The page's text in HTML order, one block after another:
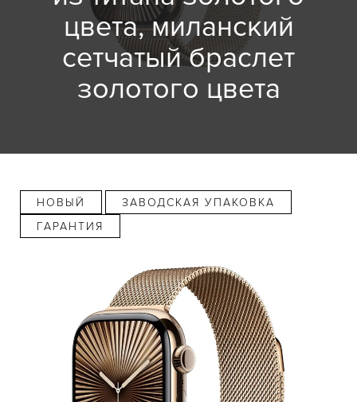
цвета, миланский
сетчатый браслет
золотого цвета
НОВЫЙ
ЗАВОДСКАЯ УПАКОВКА
ГАРАНТИЯ